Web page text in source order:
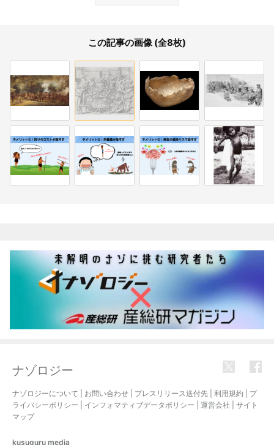
この記事の画像 (全8枚)
ナゾロジー
ナゾロジーについて お問い合わせ プレスリリース送付先 利用規約
プ
ライバシーポリシー
インフォマティブデータポリシー 運営会社
サイト
マップ
kusuguru media